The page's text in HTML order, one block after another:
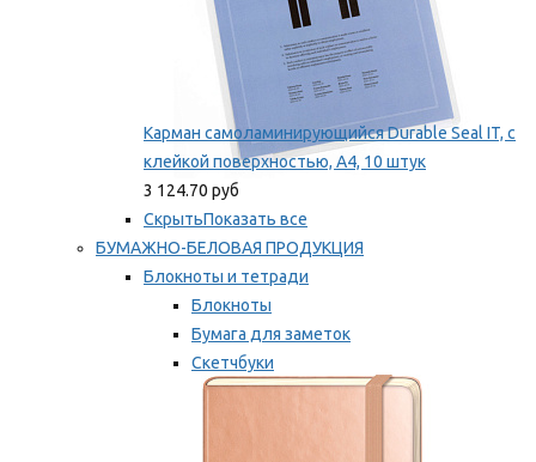
Карман самоламинирующийся Durable Seal IT, с
клейкой поверхностью, A4, 10 штук
3 124.70 руб
СкрытьПоказать все
БУМАЖНО-БЕЛОВАЯ ПРОДУКЦИЯ
Блокноты и тетради
Блокноты
Бумага для заметок
Скетчбуки
Тетради